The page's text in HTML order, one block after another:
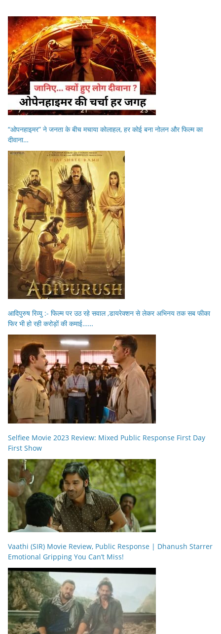
“ओपनहाइमर” ने जनता के बीच मचाया कोलाहल, हर कोई बना नोलन और फिल्म का
दीवाना…
आदिपुरुष रिव्यु :- फिल्म पर उठ रहे सवाल ,डायरेक्शन से लेकर अभिनय तक सब फीका
फिर भी हो रही करोड़ों की कमाई……
Selfiee Movie 2023 Review: Mixed Public Response First Day
First Show
Vaathi (SIR) Movie Review, Public Response | Dhanush Starrer
Emotional Gripping You Can’t Miss!